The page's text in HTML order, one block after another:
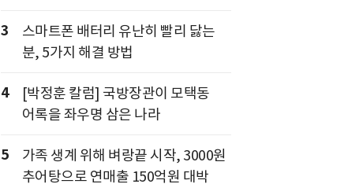
3
스마트폰 배터리 유난히 빨리 닳는
분, 5가지 해결 방법
4
[박정훈 칼럼] 국방장관이 모택동
어록을 좌우명 삼은 나라
5
가족 생계 위해 벼랑끝 시작, 3000원
추어탕으로 연매출 150억원 대박